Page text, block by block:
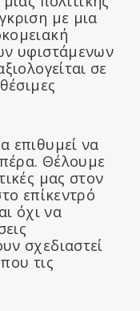
με μια
υφιστάμενων
σε
επιθυμεί να
Θέλουμε
μας στον
επίκεντρό
όχι να
σχεδιαστεί
τις